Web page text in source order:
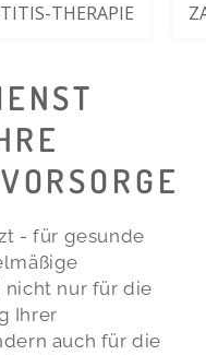
THERAPIE
- für gesunde
nicht nur für die
Ihrer
auch für die